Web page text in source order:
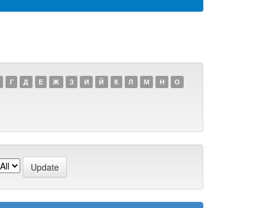
Г Д Е Ж З И Й К Л М Н
О